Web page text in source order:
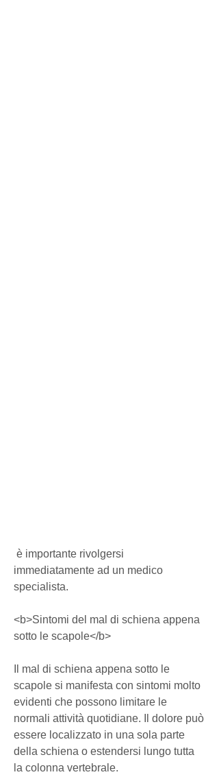
immediatamente ad un medico
specialista.
<b>Sintomi del mal di schiena appena
sotto le scapole</b>
Il mal di schiena appena sotto le
scapole si manifesta con sintomi molto
evidenti che possono limitare le
normali attività quotidiane. Il dolore può
essere localizzato in una sola parte
della schiena o estendersi lungo tutta
la colonna vertebrale.